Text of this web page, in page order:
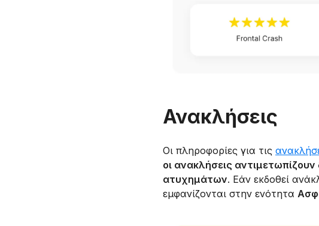
Ανακλήσεις
Οι πληροφορίες για τις
οι ανακλήσεις
ατυχημάτων. Εάν εκδοθεί
εμφανίζονται στην ενότητα